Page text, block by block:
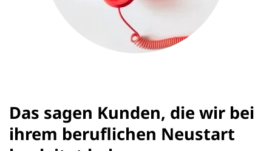
Das sagen Kunden, die wir bei
ihrem beruflichen Neustart